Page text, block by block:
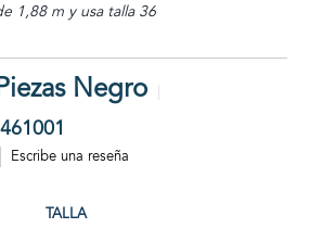
1,88 m y usa talla 36
Negro
Escribe una reseña
TALLA